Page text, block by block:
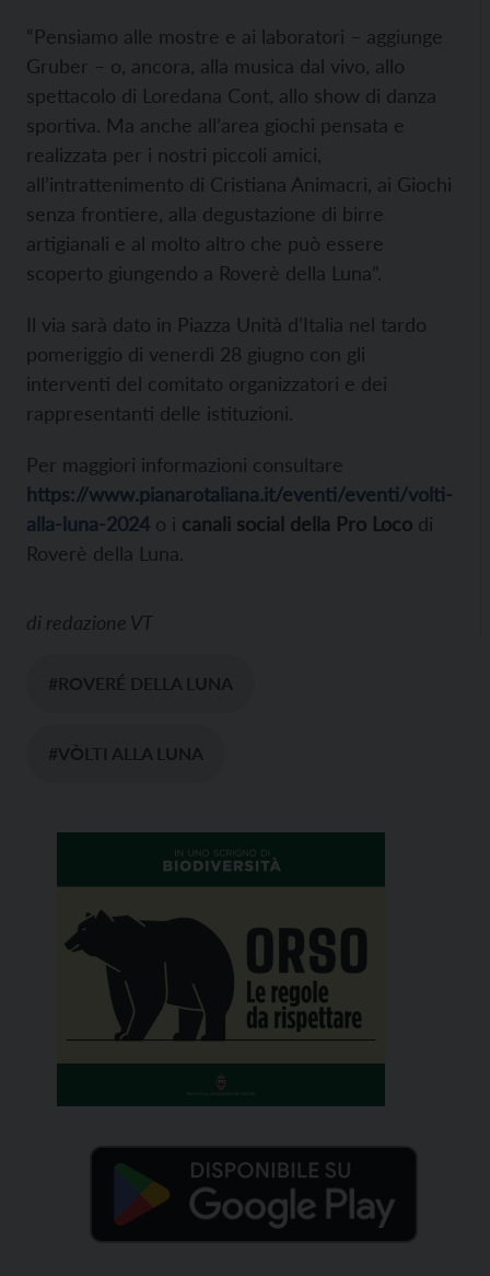
“Pensiamo alle mostre e ai laboratori – aggiunge
Gruber – o, ancora, alla musica dal vivo, allo
spettacolo di Loredana Cont, allo show di danza
sportiva. Ma anche all’area giochi pensata e
realizzata per i nostri piccoli amici,
all’intrattenimento di Cristiana Animacri, ai Giochi
senza frontiere, alla degustazione di birre
artigianali e al molto altro che può essere
scoperto giungendo a Roverè della Luna”.
Il via sarà dato in Piazza Unità d’Italia nel tardo
pomeriggio di venerdì 28 giugno con gli
interventi del comitato organizzatori e dei
rappresentanti delle istituzioni.
Per maggiori informazioni consultare
https://www.pianarotaliana.it/eventi/eventi/volti-
alla-luna-2024 o i canali social della Pro Loco di
Roverè della Luna.
di redazione VT
#ROVERÉ DELLA LUNA
#VÒLTI ALLA LUNA